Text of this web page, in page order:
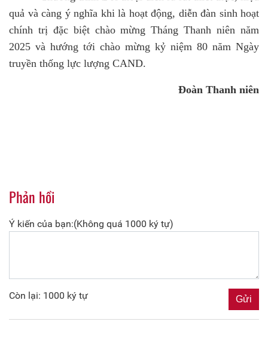
quả và càng ý nghĩa khi là hoạt động, diễn đàn sinh hoạt
chính trị đặc biệt chào mừng Tháng Thanh niên năm
2025 và hướng tới chào mừng kỷ niệm 80 năm Ngày
truyền thống lực lượng CAND.
Đoàn Thanh niên
Phản hồi
Ý kiến của bạn:(Không quá 1000 ký tự)
Còn lại: 1000 ký tự